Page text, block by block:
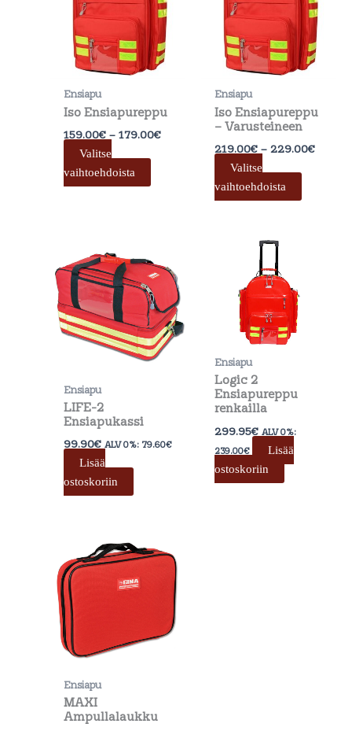
Ensiapu
Iso Ensiapureppu
159.00€ – 179.00€
179.00€
Valitse
vaihtoehdoista
on
useampi
muunnelma.
Voit
tuotteen
sivulla.
Ensiapu
Iso Ensiapureppu
– Varusteineen
219.00€ – 229.00€
Valitse
vaihtoehdoista
on
useampi
Voit
tuotteen
Ensiapu
LIFE-2
Ensiapukassi
99.90€ ALV 0%: 79.60€
Lisää
ostoskoriin
Ensiapu
Logic 2
Ensiapureppu
renkailla
299.95€ ALV 0%:
239.00€
Lisää
ostoskoriin
Ensiapu
MAXI
Ampullalaukku